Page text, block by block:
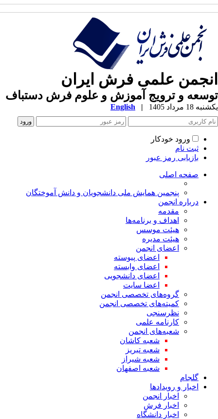
علمی فرش ایران
و ترویج آموزش و علوم فرش دستباف
18 مرداد 1405 |
English
ورود خودکار
ثبت نام
بازیابی رمز عبور
صفحه اصلی
پنجمین همایش ملی دانشجویان و دانش آموختگان
درباره انجمن
مقدمه
اهداف و برنامه‌ها
هیئت موسس
هیئت مدیره
اعضای انجمن
اعضای پیوسته
اعضای وابسته
اعضای دانشجویی
اعضا سایت
گروه‌های تخصصی انجمن
کمیته‌های تخصصی انجمن
نظرسنجی
کارنامه علمی
شعبه‌های انجمن
شعبه کاشان
شعبه تبریز
شعبه شیراز
شعبه اصفهان
گلجام
اخبار و رویدادها
اخبار انجمن
اخبار فرش
اخبار دانشگاه